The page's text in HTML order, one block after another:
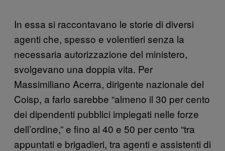
In essa si raccontavano le storie di diversi
agenti che, spesso e volentieri senza la
necessaria autorizzazione del ministero,
svolgevano una doppia vita. Per
Massimiliano Acerra, dirigente nazionale del
Coisp, a farlo sarebbe “almeno il 30 per cento
dei dipendenti pubblici impiegati nelle forze
dell’ordine,” e fino al 40 e 50 per cento “tra
appuntati e brigadieri, tra agenti e assistenti di